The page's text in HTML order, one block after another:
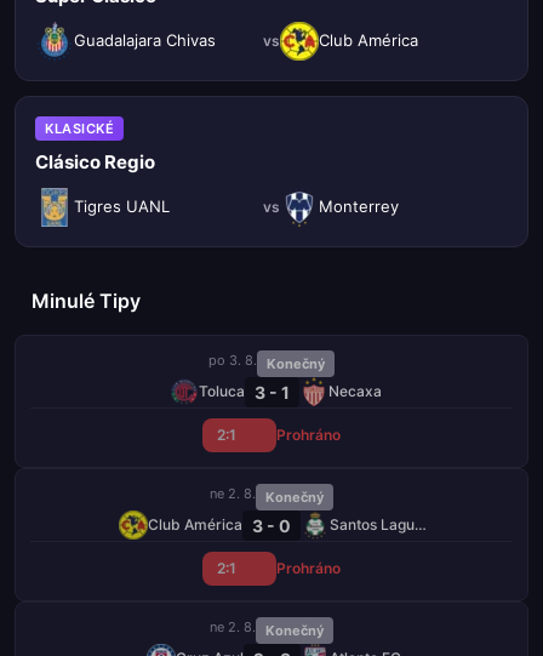
Guadalajara Chivas vs Club América
KLASICKÉ
Clásico Regio
Tigres UANL vs Monterrey
Minulé Tipy
po 3. 8. Konečný
Toluca 3 - 1 Necaxa
2:1 Prohráno
ne 2. 8. Konečný
Club América 3 - 0 Santos Laguna
2:1 Prohráno
ne 2. 8. Konečný